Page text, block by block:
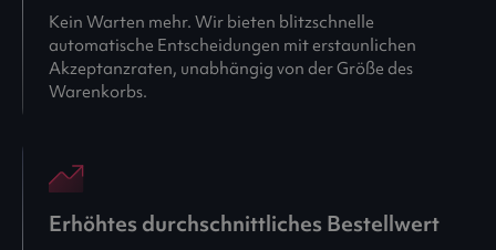
Kein Warten mehr. Wir bieten blitzschnelle
automatische Entscheidungen mit erstaunlichen
Akzeptanzraten, unabhängig von der Größe des
Warenkorbs.
Erhöhtes durchschnittliches Bestellwert